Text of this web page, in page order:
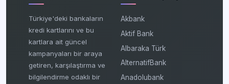
Türkiye'deki bankaların
kredi kartlarını ve bu
kartlara ait güncel
kampanyaları bir araya
getiren, karşılaştırma ve
bilgilendirme odaklı bir
Akbank
Aktif Bank
Albaraka Türk
AlternatifBank
Anadolubank